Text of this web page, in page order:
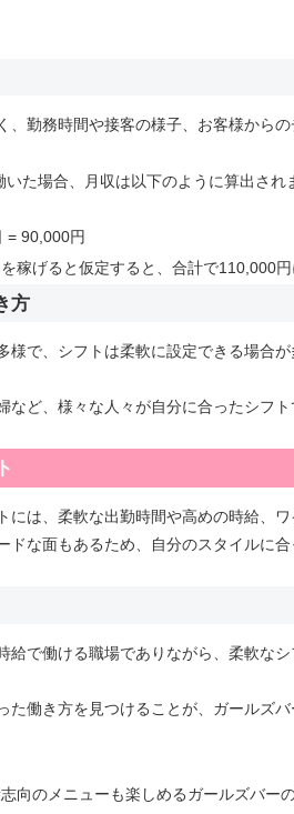
、勤務時間や接客の様子、お客様からの
た場合、月収は以下のように算出され
= 90,000円
稼げると仮定すると、合計で110,000円
方
様で、シフトは柔軟に設定できる場合が
など、様々な人々が自分に合ったシフト
には、柔軟な出勤時間や高めの時給、
ドな面もあるため、自分のスタイルに合
給で働ける職場でありながら、柔軟な
た働き方を見つけることが、ガールズバ
向のメニューも楽しめるガールズバー